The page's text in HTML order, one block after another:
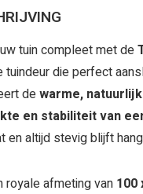
tuin compleet met de
tuindeur die perfect
dewarme,
en stabiliteit van
en altijd stevig blijft
royale afmeting van 100